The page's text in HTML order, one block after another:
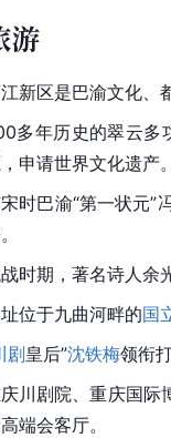
游
新区是巴渝文化、
多年历史的翠云多
申请世界文化遗产
时巴渝“第一状元”
时期，著名诗人余
址位于九曲河畔的国
剧皇后”沈铁梅领衔
川剧院、重庆国际
端会客厅。